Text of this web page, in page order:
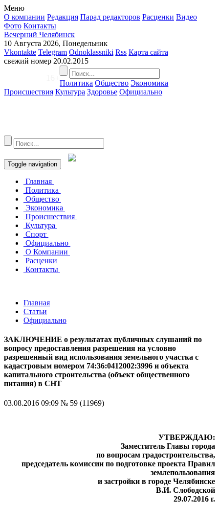
Меню
О компании Редакция Парад редакторов Расценки Видео
Фото Контакты
Вечерний Челябинск
10 Августа 2026, Понедельник
Vkontakte Telegram Odnoklassniki Rss Карта сайта
свежий номер 20.02.2015
16+
Политика Общество Экономика
Происшествия Культура Здоровье Официально
Toggle navigation
Главная
Политика
Общество
Экономика
Происшествия
Культура
Спорт
Официально
О Компании
Расценки
Контакты
Главная
Статьи
Официально
ЗАКЛЮЧЕНИЕ о результатах публичных слушаний по
вопросу предоставления разрешения на условно
разрешенный вид использования земельного участка с
кадастровым номером 74:36:0412002:3996 и объекта
капитального строительства (объект общественного
питания) в СНТ
03.08.2016 09:09 № 59 (11969)
УТВЕРЖДАЮ:
Заместитель Главы города
по вопросам градостроительства,
председатель комиссии по подготовке проекта Правил
землепользования
и застройки в городе Челябинске
В.И. Слободской
29.07.2016 г.